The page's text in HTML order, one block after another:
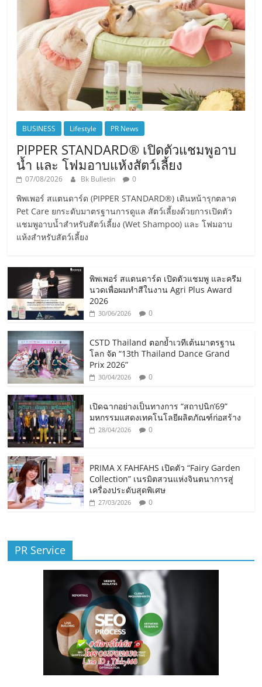
BUSINESS Lifestyle PR News
PIPPER STANDARD® เปิดตัวแชมพูอาบ
น้ำ และ โฟมอาบแห้งสัตว์เลี้ยง
07/08/2026 Bk Bulletin 0
พิพเพอร์ สแตนดาร์ด (PIPPER STANDARD®) เดินหน้ารุกตลาด
Pet Care ยกระดับมาตรฐานการดูแล สัตว์เลี้ยงด้วยการเปิดตัว
แชมพูอาบน้ำสำหรับสัตว์เลี้ยง (Wet Shampoo) และ โฟมอาบ
แห้งสำหรับสัตว์เลี้ยง
พิพเพอร์ สแตนดาร์ด เปิดตัวแชมพู และครีม
นวดเพื่อผมทำสีในงาน Agri Plus Award
2026
30/06/2026 0
CSTD Thailand ตอกย้ำเวทีเต้นมาตรฐาน
โลก จัด “13th Thailand Dance Grand
Prix 2026”
30/04/2026 0
เปิดฉากอย่างเป็นทางการ “สถาปนิก’69”
มหกรรมแสดงเทคโนโลยีผลิตภัณฑ์ก่อสร้าง
28/04/2026 0
PRIMA X FAHFAHS เปิดตัว “Fairy Garden
Collection” เนรมิตสวนแห่งจินตนาการสู่
เครื่องประดับสุดพิเศษ
27/03/2026 0
PR Service